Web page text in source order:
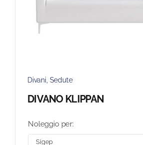
Divani, Sedute
DIVANO KLIPPAN
Noleggio per: